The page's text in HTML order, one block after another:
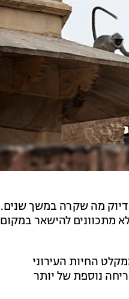
מה שקרה במשך שנים.
מתכוונים להישאר במקום
האחרון בשעות הבוקר נמלטו כמעט 100 קופים ממקלט החיות העירוני
נוספת של יותר